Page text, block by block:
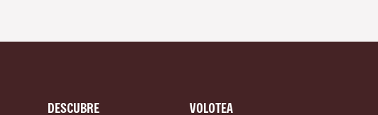
DESCUBRE VOLOTEA